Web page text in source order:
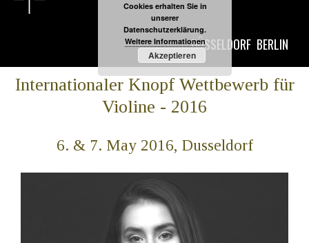
DÜSSELDORF BERLIN
Internationaler Knopf Wettbewerb für
Violine - 2016
6. & 7. May 2016, Dusseldorf
Cookies erhalten Sie in
unserer
Datenschutzerklärung.
Weitere Informationen
Akzeptieren